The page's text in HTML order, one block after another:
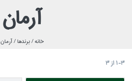
آرمان
خانه /برندها /آرمان
1-3از3